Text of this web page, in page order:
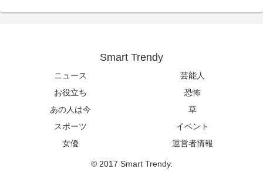
Smart Trendy
ニュース
芸能人
お役立ち
恐怖
あの人は今
草
スポーツ
イベント
女優
運営者情報
© 2017 Smart Trendy.